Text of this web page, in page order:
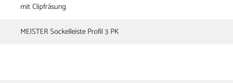
mit Clipfräsung
MEISTER Sockelleiste Profil 3 PK